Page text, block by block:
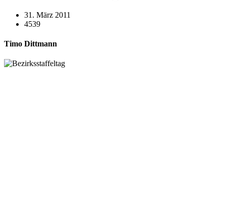
31. März 2011
4539
Timo Dittmann